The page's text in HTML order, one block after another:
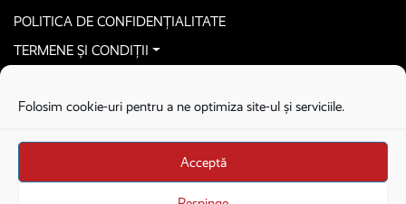
Folosim cookie-uri pentru a ne optimiza site-ul și serviciile.
Acceptă
POLITICA DE CONFIDENȚIALITATE
TERMENE ȘI CONDIȚII
Stega creative
Brandul Recorder e operat de Asociația Recorder Community, sub licența SC